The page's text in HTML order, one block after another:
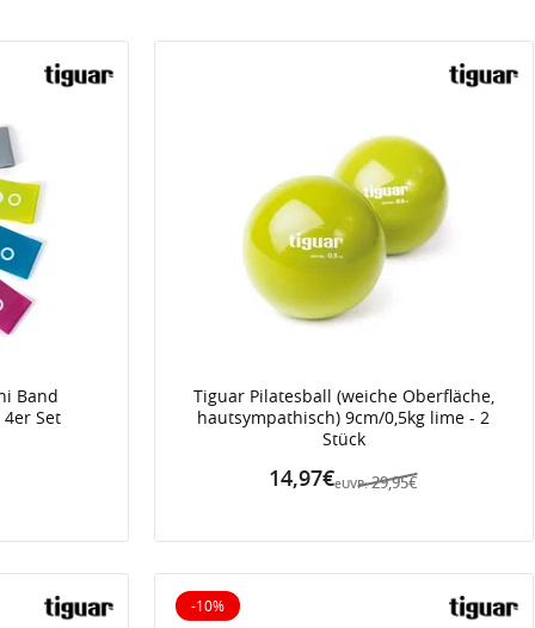
Band
Set
Tiguar Pilatesball (weiche Oberfläche,
hautsympathisch) 9cm/0,5kg lime - 2
Stück
eUVP: 29,95€
14,97€
-10%
10% reduziert